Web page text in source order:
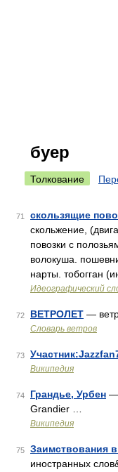
буер
Толкование
71 скользящие
скольжение,
повозки с
волокуша.
нарты. тобогган
Идеографический
72 ВЕТРОЛЕТ —
Словарь ветров
73
Википедия
74 Грандье, Урбен —
Grandier …
Википедия
75 Заимствования
иностранных